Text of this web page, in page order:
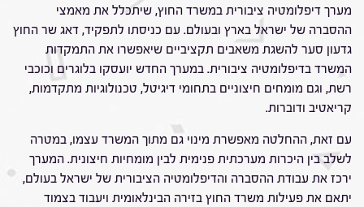
מערך דיפלומטיה ציבורית במשרד החוץ, שיתכלל את מאמצי
ההסברה של ישראל בארץ ובעולם. עם כניסתו לתפקיד, דאג שר החוץ
גדעון סער להשגת משאבים תקציביים שיאפשרו את התמקדות
המשרד בדיפלומטיה ציבורית. במערך החדש יועסקו בלוגרים וכוכבי
רשת, וגם מומחים חיצוניים בתחומי דיגיטל, טכנולוגיות מתקדמות,
קריאטיב ודוברות.
עם זאת, ההחלטה מאפשרת מינוי גם מתוך המשרד עצמו, במטרה
לשלב בין היכרות מערכתית פנימית לבין מומחיות חיצונית. המערך
ירכז את עבודת ההסברה והדיפלומטיה הציבורית של ישראל בעולם,
יתאם את פעילות משרד החוץ בזירה הבינלאומית ויעבוד בצמוד